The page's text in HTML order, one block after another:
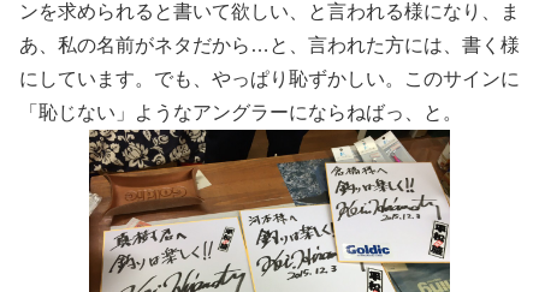
ンを求められると書いて欲しい、と言われる様になり、ま
あ、私の名前がネタだから…と、言われた方には、書く様
にしています。でも、やっぱり恥ずかしい。このサインに
「恥じない」ようなアングラーにならねばっ、と。